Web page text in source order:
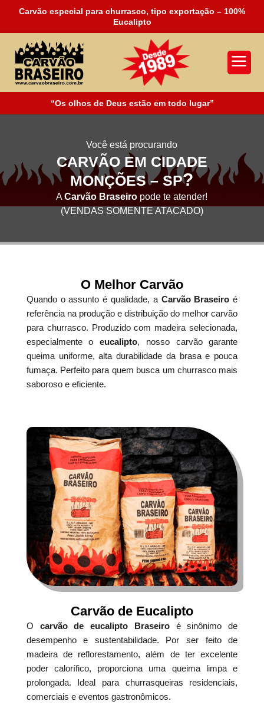
Carvão especial para churrasco, tipo exportação – 100%
Eucalipto
a
“Os olhos de Deus estão em todo lugar”
Você está procurando
CARVÃO EM CIDADE
MONÇÕES – SP?
ACarvão Braseiro pode te atender!
(VENDAS SOMENTE ATACADO)
O Melhor Carvão
Quando o assunto é qualidade, a Carvão Braseiro é
referência na produção e distribuição do melhor carvão
para churrasco. Produzido com madeira selecionada,
especialmente oeucalipto, nosso carvão garante
queima uniforme, alta durabilidade da brasa e pouca
fumaça. Perfeito para quem busca um churrasco mais
saboroso e eficiente.
Carvão de Eucalipto
O carvão de eucalipto Braseiroé sinônimo de
desempenho e sustentabilidade. Por ser feito de
madeira de reflorestamento, além de ter excelente
poder calorífico, proporciona uma queima limpa e
prolongada. Ideal para churrasqueiras residenciais,
comerciais e eventos gastronômicos.